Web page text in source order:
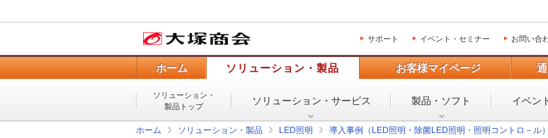
サポート イベント・セミナー お問い合
ホーム ソリューション・製品 お客様マイページ
ソリューション・
製品トップ
ソリューション・ サービス 製品・ソフト イベン
ホーム ソリューション・製品 LED照明 導入事例（LED照明・除菌LED照明・照明コントロ－ル）